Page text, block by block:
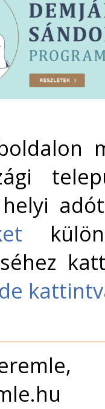
helyi